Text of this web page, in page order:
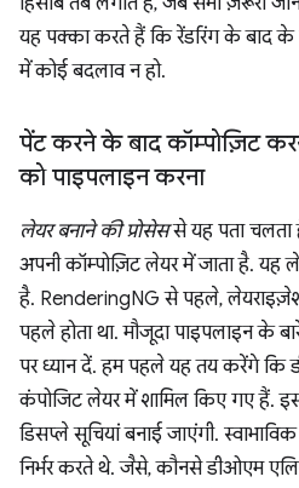
यह पक्का करते हैं कि रेंडरिंग के बाद के
में कोई बदलाव न हो.
पेंट करने के बाद कॉम्पोज़िट
को पाइपलाइन करना
लेयर बनाने की प्रोसेससे यह पता चलता
अपनी कॉम्पोज़िट लेयर में जाता है. यह
है. RenderingNG से पहले,
पहले होता था. मौजूदा पाइपलाइन के
पर ध्यान दें. हम पहले यह तय करेंगे कि
कंपोजिट लेयर में शामिल किए गए हैं.
डिसप्ले सूचियां बनाई जाएंगी.
निर्भर करते थे. जैसे, कौनसे डीओएम